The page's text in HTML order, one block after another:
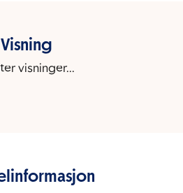
Visning
visninger...